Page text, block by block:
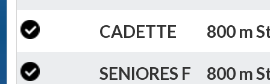
CADETTE 800 m
SENIORES F 800 m